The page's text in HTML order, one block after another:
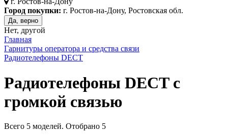
Город покупки: г. Ростов-на-Дону, Ростовская обл.
Да, верно
Нет, другой
Главная
Гарнитуры оператора и средства связи
Радиотелефоны DECT
Радиотелефоны DECT с
громкой связью
Всего 5 моделей. Отобрано 5